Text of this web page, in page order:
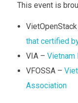
This event is
that certified
VIA – Vietnam
VFOSSA –
Association